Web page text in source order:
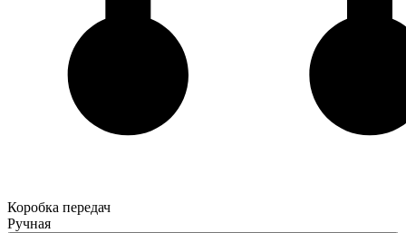
Коробка передач
Ручная